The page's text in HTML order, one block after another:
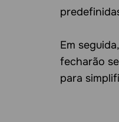
Em
fecharão
para